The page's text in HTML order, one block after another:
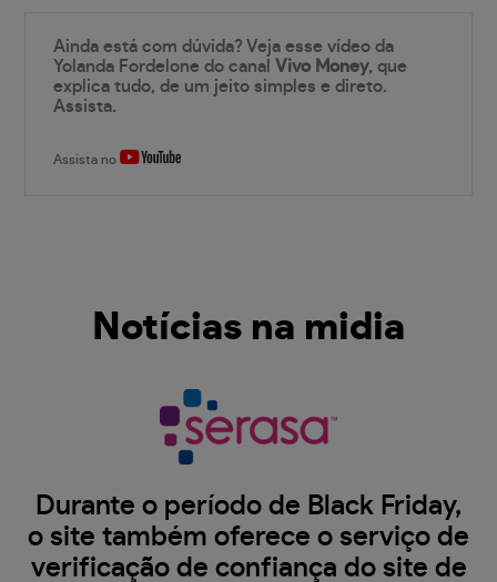
Ainda está com dúvida? Veja esse vídeo da
Yolanda Fordelone do canal Vivo Money, que
explica tudo, de um jeito simples e direto.
Assista.
Assista no
Notícias na midia
Durante o período de Black Friday,
o site também oferece o serviço de
verificação de confiança do site de